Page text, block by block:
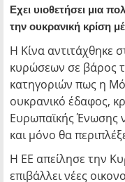
Εχει υιοθετήσει μια
την ουκρανική κρίση
Η Κίνα αντιτάχθηκε
κυρώσεων σε βάρος
κατηγοριών πως η
ουκρανικό έδαφος,
Ευρωπαϊκής Ένωσης
και μόνο θα
Η ΕΕ απείλησε την
επιβάλλει νέες